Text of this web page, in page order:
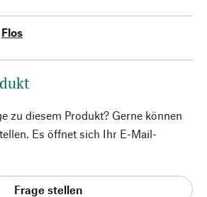
Flos
zu diesem Produkt? Gerne können
Es öffnet sich Ihr E-Mail-
Frage stellen